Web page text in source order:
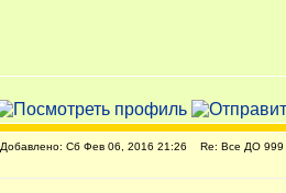
Добавлено: Сб Фев 06, 2016 21:26 Re: Все ДО 999